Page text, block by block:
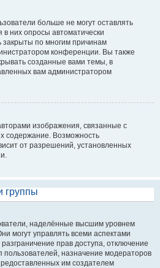
больше не могут оставлять
них опросы автоматически
по многим причинам
конференции. Вы также
созданные вами темы, в
вам администратором
изображения, связанные с
содержание. Возможность
от разрешений, установленных
группы
наделённые высшим уровнем
могут управлять всеми аспектами
прав доступа, отключение
пользователей, назначение модераторов
им создателем